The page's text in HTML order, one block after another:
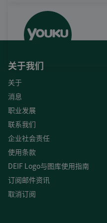
关于我们
关于
消息
职业发展
联系我们
企业社会责任
使用条款
DEIF Logo与图库使用指南
订阅邮件资讯
取消订阅